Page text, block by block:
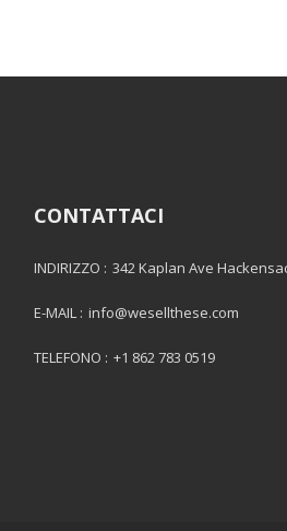
CONTATTACI
INDIRIZZO : 342 Kaplan Ave
E-MAIL : info@wesellthese.com
TELEFONO : +1 862 783 0519